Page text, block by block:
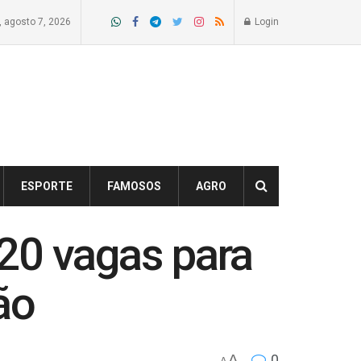
agosto 7, 2026 Login
ESPORTE FAMOSOS AGRO
vagas para